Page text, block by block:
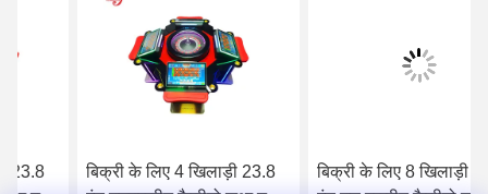
बिक्री के लिए 4 खिलाड़ी 23.8
बिक्री के लिए 8 खिलाड़ी 23.8